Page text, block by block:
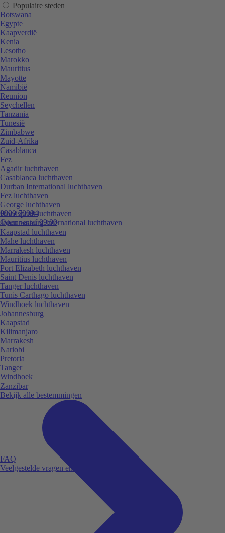
0800 70094
Open vanaf 09:00
FAQ
Veelgestelde vragen en antwoorden.
Populaire steden
Botswana
Egypte
Kaapverdië
Kenia
Lesotho
Marokko
Mauritius
Mayotte
Namibië
Reunion
Seychellen
Tanzania
Tunesië
Zimbabwe
Zuid-Afrika
Casablanca
Fez
Agadir luchthaven
Casablanca luchthaven
Durban International luchthaven
Fez luchthaven
George luchthaven
Hoedspruit luchthaven
Johannesburg International luchthaven
Kaapstad luchthaven
Mahe luchthaven
Marrakesh luchthaven
Mauritius luchthaven
Port Elizabeth luchthaven
Saint Denis luchthaven
Tanger luchthaven
Tunis Carthago luchthaven
Windhoek luchthaven
Johannesburg
Kaapstad
Kilimanjaro
Marrakesh
Nariobi
Pretoria
Tanger
Windhoek
Zanzibar
Bekijk alle bestemmingen